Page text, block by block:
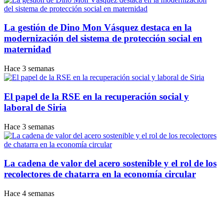
La gestión de Dino Mon Vásquez destaca en la
modernización del sistema de protección social en
maternidad
Hace 3 semanas
El papel de la RSE en la recuperación social y
laboral de Siria
Hace 3 semanas
La cadena de valor del acero sostenible y el rol de los
recolectores de chatarra en la economía circular
Hace 4 semanas